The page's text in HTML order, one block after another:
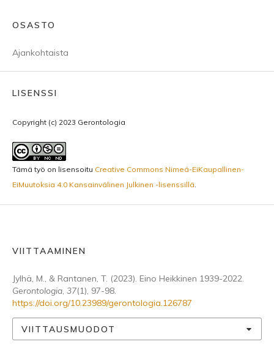
OSASTO
Ajankohtaista
LISENSSI
Copyright (c) 2023 Gerontologia
Tämä työ on lisensoitu Creative Commons Nimeä-EiKaupallinen-
EiMuutoksia 4.0 Kansainvälinen Julkinen -lisenssillä.
VIITTAAMINEN
Jylhä, M., & Rantanen, T. (2023). Eino Heikkinen 1939-2022.
Gerontologia, 37(1), 97-98.
https://doi.org/10.23989/gerontologia.126787
VIITTAUSMUODOT